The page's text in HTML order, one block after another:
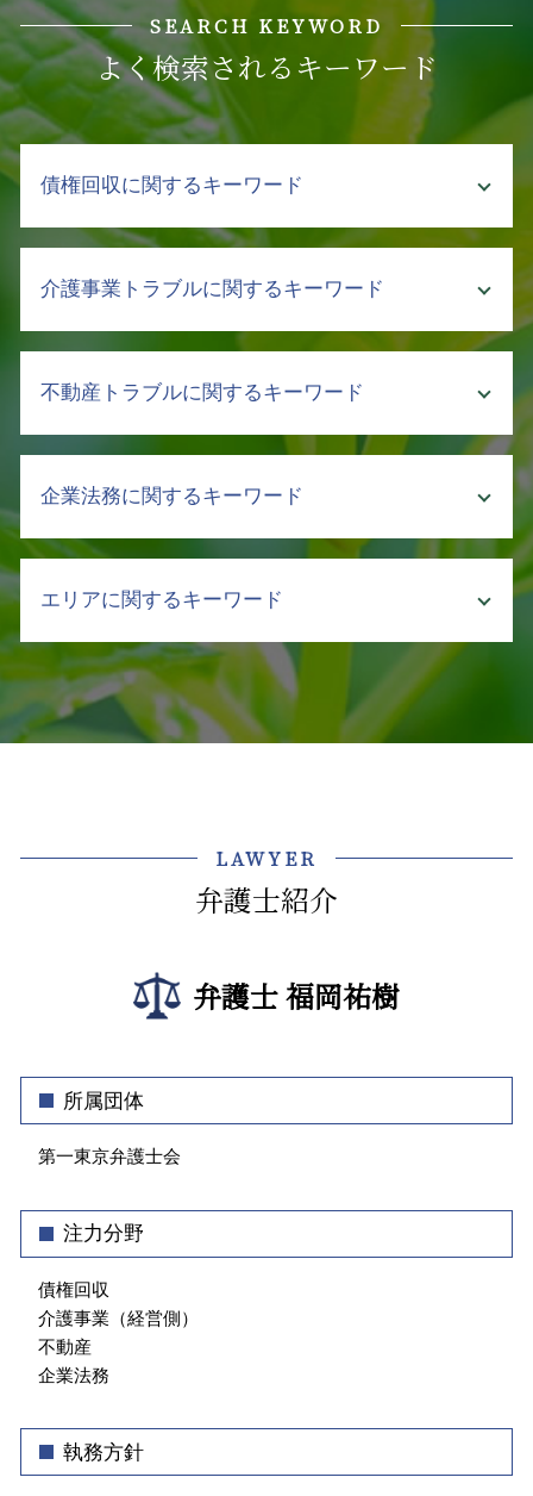
SEARCH KEYWORD
よく検索されるキーワード
債権回収に関するキーワード
支払い 催促
債権 訴訟
弁護士に依頼するメリット
債権 消滅時効
支払督促 費用
支払督促 申立
売掛金 時効
債権回収 方法 法人
強制執行 通知
債権回収 流れ
売掛金 回収したい
不良債権 回収
介護事業トラブルに関するキーワード
介護 クレーム
介護事故 隠蔽
介護 悩み 相談
クレーマー 不当要求 弁護士
介護事故 報告書
介護 事故 弁護士
介護 暴言
介護施設 転倒 損害賠償
介護事業 課題
介護 現場 実態
介護 入所
不動産トラブルに関するキーワード
不動産トラブル 調停
借地 立ち退き
土地 明け渡し
相続 共有
不動産 トラブル 賃貸
相続 不動産トラブル
遺産分割調停 不動産 評価
土地 購入後 トラブル
契約不適合 期間
不動産 売買 契約
マンション 売買 契約書
賃貸 立ち退き
企業法務に関するキーワード
業務委託 契約書
クレーム対応 マニュアル
企業 法務部
クレーム 対応 電話
労働 契約書
会社 法務
秘密保持 契約書
社内 法務
弁護士 顧問契約 メリット
会社 顧問弁護士
不当解雇 とは
事業継承 契約書
エリアに関するキーワード
企業法務 弁護士 相談 江東区
債権回収 弁護士 相談 新宿区
企業法務 弁護士 相談 文京区
介護事業トラブル 中央区
顧問弁護士 弁護士 相談 江東区
法律問題 弁護士 相談 文京区
不動産トラブル 弁護士 相談 文京区
法律問題 弁護士 相談 渋谷区
債権回収 弁護士 相談 渋谷区
不動産トラブル 弁護士 相談 千代田区
不動産トラブル 弁護士 相談 渋谷区
介護事業トラブル 弁護士 相談 牛込神楽坂
企業法務 弁護士 相談 牛込神楽坂
LAWYER
弁護士紹介
弁護士 福岡祐樹
所属団体
第一東京弁護士会
注力分野
債権回収
介護事業（経営側）
不動産
企業法務
執務方針